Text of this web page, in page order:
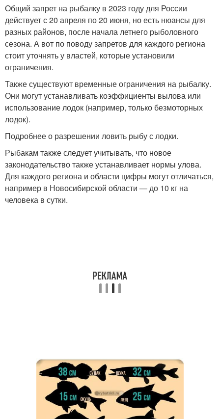
Общий запрет на рыбалку в 2023 году для России
действует с 20 апреля по 20 июня, но есть нюансы для
разных районов, после начала летнего рыболовного
сезона. А вот по поводу запретов для каждого региона
стоит уточнять у властей, которые установили
ограничения.
Также существуют временные ограничения на рыбалку.
Они могут устанавливать коэффициенты вылова или
использование лодок (например, только безмоторных
лодок).
Подробнее о разрешении ловить рыбу с лодки.
Рыбакам также следует учитывать, что новое
законодательство также устанавливает нормы улова.
Для каждого региона и области цифры могут отличаться,
например в Новосибирской области — до 10 кг на
человека в сутки.